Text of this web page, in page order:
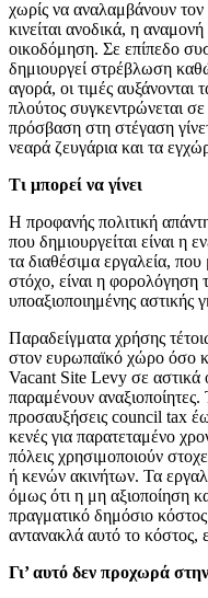
χωρίς να αναλαμβάνουν
κινείται ανοδικά, η
οικοδόμηση. Σε επίπεδο
δημιουργεί στρέβλωση
αγορά, οι τιμές αυξάνονται
πλούτος συγκεντρώνεται
πρόσβαση στη στέγαση
νεαρά ζευγάρια και τα
Τι μπορεί να γίνει
Η προφανής πολιτική
που δημιουργείται είναι η
τα διαθέσιμα εργαλεία,
στόχο, είναι η φορολόγηση
υποαξιοποιημένης αστικής
Παραδείγματα χρήσης
στον ευρωπαϊκό χώρο όσο
Vacant Site Levy σε αστικά
παραμένουν
προσαυξήσεις council tax
κενές για παρατεταμένο
πόλεις χρησιμοποιούν
ή κενών ακινήτων. Τα
όμως ότι η μη αξιοποίηση
πραγματικό δημόσιο κόστος
αντανακλά αυτό το κόστος,
Γι’ αυτό δεν προχωρά